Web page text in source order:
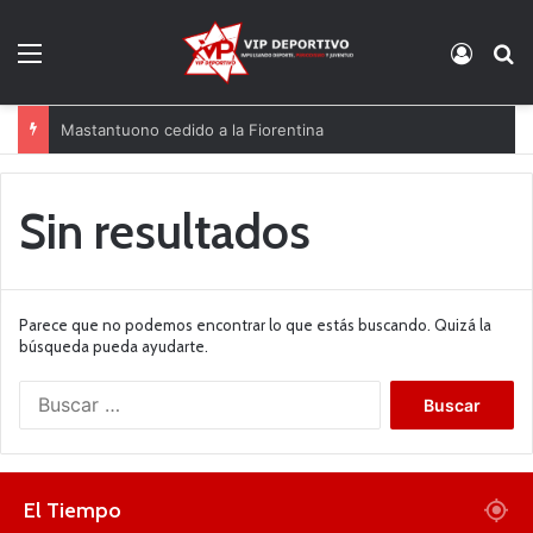
Mastantuono cedido a la Fiorentina
Sin resultados
Parece que no podemos encontrar lo que estás buscando. Quizá la
búsqueda pueda ayudarte.
El Tiempo